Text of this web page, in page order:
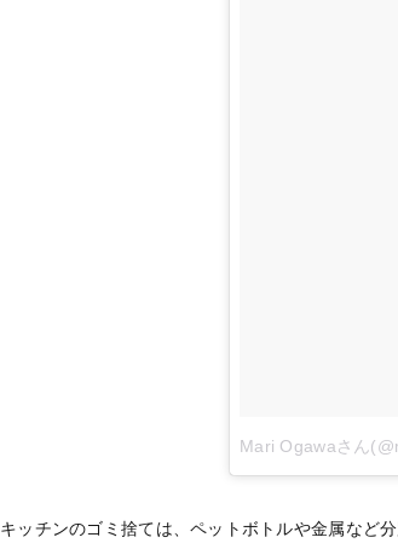
Mari Ogawaさん
キッチンのゴミ捨ては、ペットボトルや金属など